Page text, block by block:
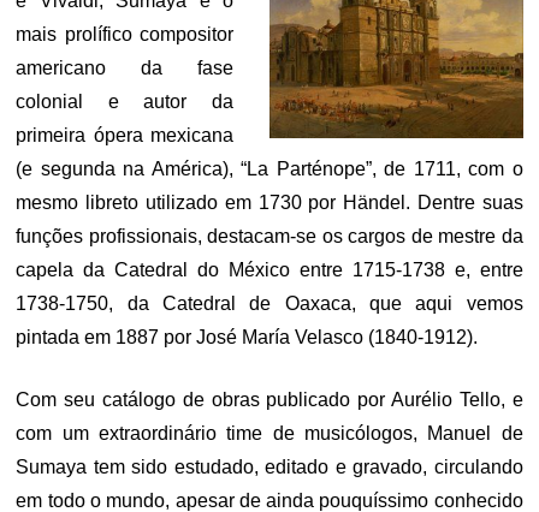
mais prolífico compositor
americano da fase
colonial e autor da
primeira ópera mexicana
(e segunda na América), “La Parténope”, de 1711, com o
mesmo libreto utilizado em 1730 por Händel. Dentre suas
funções profissionais, destacam-se os cargos de mestre da
capela da Catedral do México entre 1715-1738 e, entre
1738-1750, da Catedral de Oaxaca, que aqui vemos
pintada em 1887 por José María Velasco (1840-1912).
Com seu catálogo de obras publicado por Aurélio Tello, e
com um extraordinário time de musicólogos, Manuel de
Sumaya tem sido estudado, editado e gravado, circulando
em todo o mundo, apesar de ainda pouquíssimo conhecido